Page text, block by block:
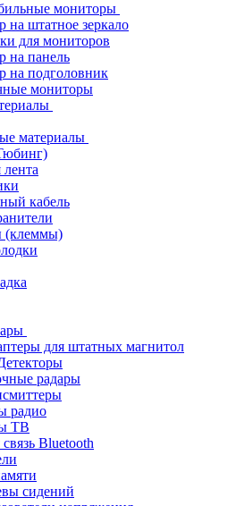
мониторы
на штатное зеркало
для мониторов
на панель
на подголовник
мониторы
материалы
кабель
(клеммы)
для штатных магнитол
радары
радио
ТВ
Bluetooth
сидений